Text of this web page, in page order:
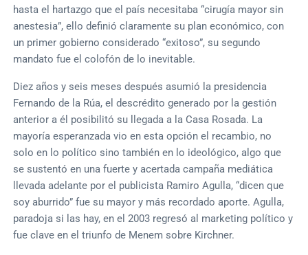
hasta el hartazgo que el país necesitaba “cirugía mayor sin
anestesia”, ello definió claramente su plan económico, con
un primer gobierno considerado “exitoso”, su segundo
mandato fue el colofón de lo inevitable.
Diez años y seis meses después asumió la presidencia
Fernando de la Rúa, el descrédito generado por la gestión
anterior a él posibilitó su llegada a la Casa Rosada. La
mayoría esperanzada vio en esta opción el recambio, no
solo en lo político sino también en lo ideológico, algo que
se sustentó en una fuerte y acertada campaña mediática
llevada adelante por el publicista Ramiro Agulla, “dicen que
soy aburrido” fue su mayor y más recordado aporte. Agulla,
paradoja si las hay, en el 2003 regresó al marketing político y
fue clave en el triunfo de Menem sobre Kirchner.